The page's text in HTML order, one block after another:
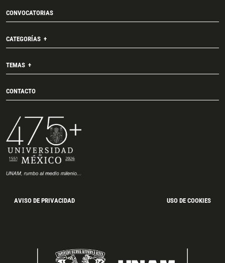
CONVOCATORIAS
CATEGORÍAS
TEMAS
CONTACTO
AVISO DE PRIVACIDAD USO DE COOKIES